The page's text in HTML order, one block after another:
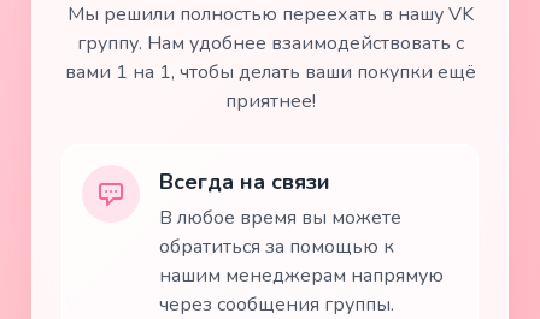
Мы решили полностью переехать в нашу VK
группу. Нам удобнее взаимодействовать с
вами 1 на 1, чтобы делать ваши покупки ещё
приятнее!
Всегда на связи
В любое время вы можете
обратиться за помощью к
нашим менеджерам напрямую
через сообщения группы.